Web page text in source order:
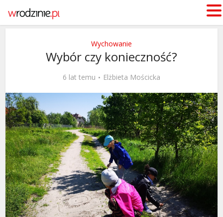
Wychowanie
Wybór czy konieczność?
6 lat temu Elżbieta Mościcka